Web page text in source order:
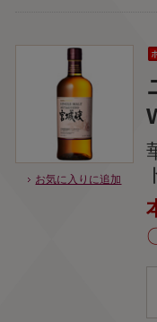
お気に入りに追加